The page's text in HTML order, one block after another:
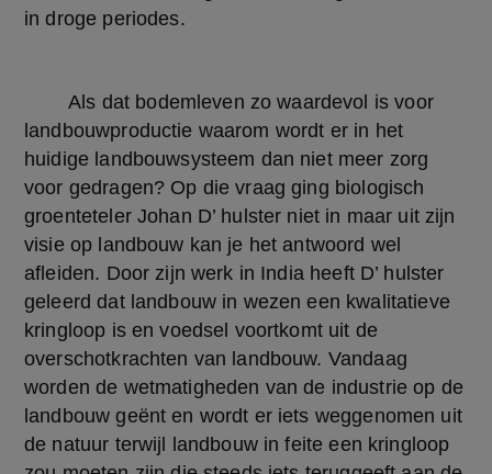
in droge periodes.
landbouwproductie waarom wordt er in het
huidige landbouwsysteem dan niet meer zorg
voor gedragen? Op die vraag ging biologisch
groenteteler Johan D’ hulster niet in maar uit zijn
visie op landbouw kan je het antwoord wel
afleiden. Door zijn werk in India heeft D’ hulster
geleerd dat landbouw in wezen een kwalitatieve
kringloop is en voedsel voortkomt uit de
overschotkrachten van landbouw. Vandaag
worden de wetmatigheden van de industrie op de
landbouw geënt en wordt er iets weggenomen uit
de natuur terwijl landbouw in feite een kringloop